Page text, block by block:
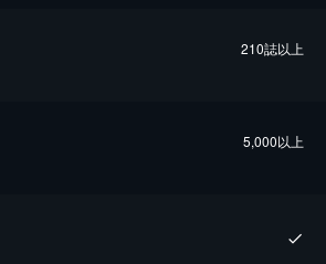
210誌以上
5,000以上